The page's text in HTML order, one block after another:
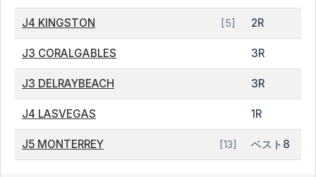
J4 KINGSTON [5] 2R
J3 CORALGABLES 3R
J3 DELRAYBEACH 3R
J4 LASVEGAS 1R
J5 MONTERREY [13] ベスト8